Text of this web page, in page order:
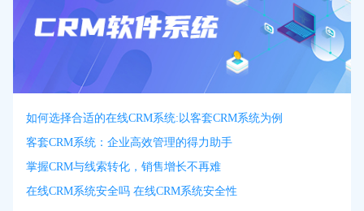
如何选择合适的在线CRM系统:以客套CRM系统为例
客套CRM系统：企业高效管理的得力助手
掌握CRM与线索转化，销售增长不再难
在线CRM系统安全吗 在线CRM系统安全性